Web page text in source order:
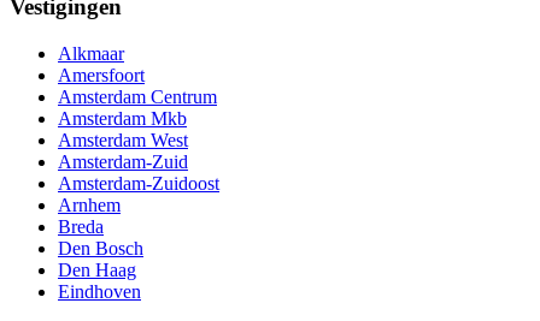
Vestigingen
Alkmaar
Amersfoort
Amsterdam Centrum
Amsterdam Mkb
Amsterdam West
Amsterdam-Zuid
Amsterdam-Zuidoost
Arnhem
Breda
Den Bosch
Den Haag
Eindhoven